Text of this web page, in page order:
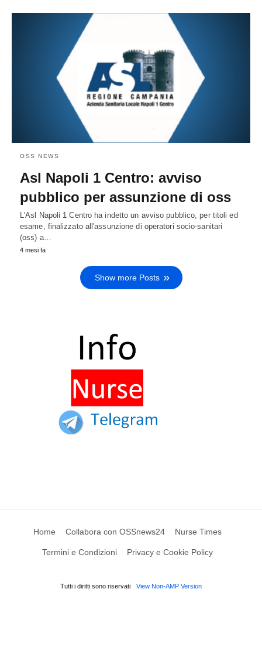
OSS NEWS
Asl Napoli 1 Centro: avviso
pubblico per assunzione di oss
L'Asl Napoli 1 Centro ha indetto un avviso pubblico, per titoli ed
esame, finalizzato all'assunzione di operatori socio-sanitari
(oss) a…
4 mesi fa
Show more Posts
Home Collabora con OSSnews24 Nurse Times
Termini e Condizioni Privacy e Cookie Policy
Tutti i diritti sono riservati View Non-AMP Version